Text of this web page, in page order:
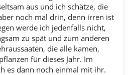
aus und ich schätze, die
noch mal drin, denn irren ist
werde ich jedenfalls nicht,
zu spät und zum anderen
die alle kamen,
für dieses Jahr. Im
es dann noch einmal mit ihr.